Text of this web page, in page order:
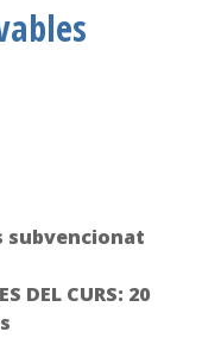
subvencionat
DEL CURS: 20